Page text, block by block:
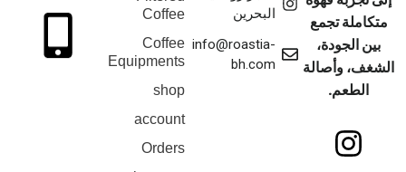
متكاملة تجمع
بين الجودة،
الشغف، وأصالة
الطعم.
البحرين
info@roastia-
bh.com
Coffee
Coffee
Equipments
shop
account
Orders